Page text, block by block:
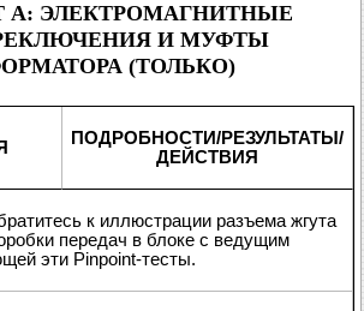
A: ЭЛЕКТРОМАГНИТНЫЕ
И МУФТЫ
(ТОЛЬКО)
ПОДРОБНОСТИ/РЕЗУЛЬТАТЫ/
ДЕЙСТВИЯ
к иллюстрации разъема жгута
передач в блоке с ведущим
эти Pinpoint-тесты.